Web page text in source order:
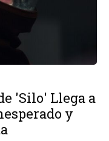
'Silo' Llega a
y